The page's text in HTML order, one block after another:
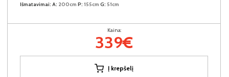
Išmatavimai: A: 200cm P: 155cm G: 51cm
Kaina:
339€
Į krepšelį